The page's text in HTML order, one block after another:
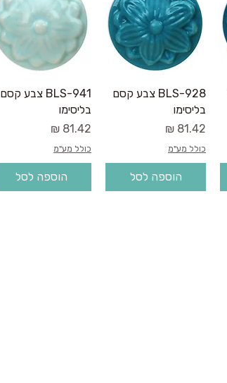
תצוגה מהירה
BLS-928 צבע קסם
בליסימו
מחיר
כולל מע"מ
הוספה לסל
תצוגה מהירה
BLS-941 צבע קסם
בליסימו
מחיר
כולל מע"מ
הוספה לסל